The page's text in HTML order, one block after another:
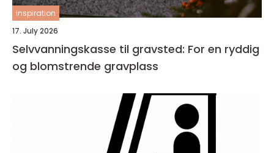
inspiration
17. July 2026
Selvvanningskasse til gravsted: For en ryddig
og blomstrende gravplass